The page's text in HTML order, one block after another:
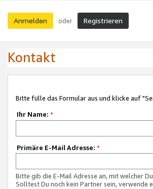
Anmelden oder Registrieren
Kontakt
Bitte fülle das Formular aus und klicke auf
Ihr Name: *
Primäre E-Mail Adresse: *
Bitte gib die E-Mail Adresse an, mit welcher
Solltest Du noch kein Partner sein, verwende